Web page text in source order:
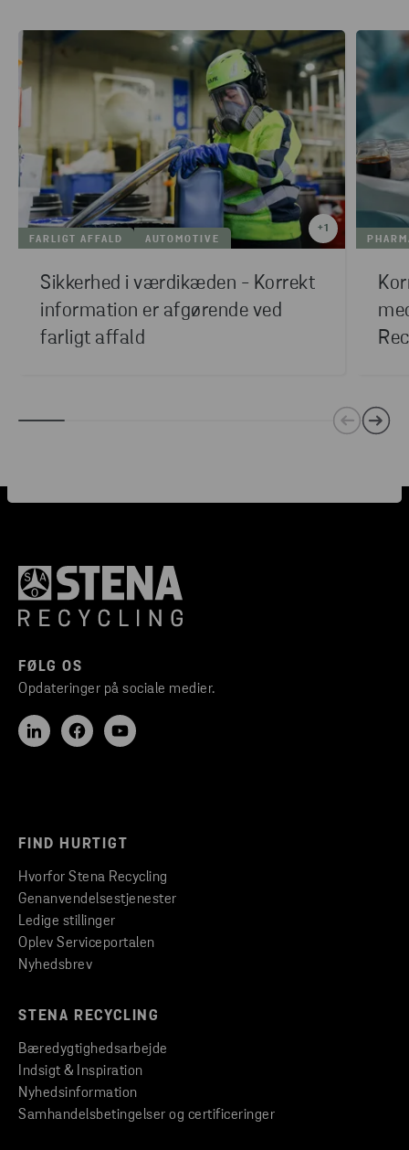
+ 1
FARLIGT AFFALD
AUTOMOTIVE
Sikkerhed i værdikæden - Korrekt
information er afgørende ved
farligt affald
FØLG OS
Opdateringer på sociale medier.
FIND HURTIGT
Hvorfor Stena Recycling
Genanvendelsestjenester
Ledige stillinger
Oplev Serviceportalen
Nyhedsbrev
STENA RECYCLING
Bæredygtighedsarbejde
Indsigt & Inspiration
Nyhedsinformation
Samhandelsbetingelser og certificeringer